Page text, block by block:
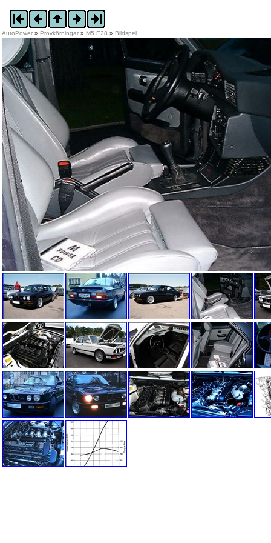
AutoPower » Provkörningar » M5 E28 » Bildspel